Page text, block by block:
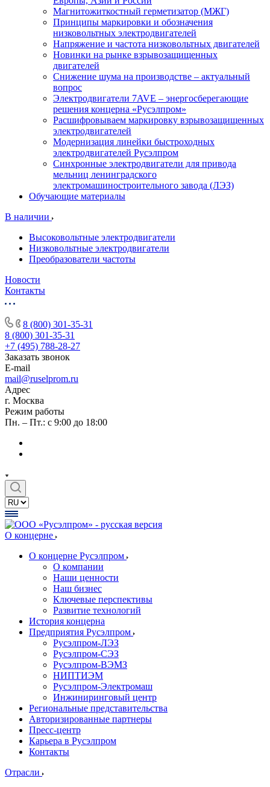
Магнитожиткостный герметизатор (МЖГ)
Принципы маркировки и обозначения
низковольтных электродвигателей
Напряжение и частота низковольтных двигателей
Новинки на рынке взрывозащищенных
двигателей
Снижение шума на производстве – актуальный
вопрос
Электродвигатели 7AVE – энергосберегающие
решения концерна «Русэлпром»
Расшифровываем маркировку взрывозащищенных
электродвигателей
Модернизация линейки быстроходных
электродвигателей Русэлпром
Синхронные электродвигатели для привода
мельниц ленинградского
электромашиностроительного завода (ЛЭЗ)
Обучающие материалы
В наличии
Высоковольтные электродвигатели
Низковольтные электродвигатели
Преобразователи частоты
Новости
Контакты
8 (800) 301-35-31
8 (800) 301-35-31
+7 (495) 788-28-27
Заказать звонок
E-mail
mail@ruselprom.ru
Адрес
г. Москва
Режим работы
Пн. – Пт.: с 9:00 до 18:00
О концерне
О концерне Русэлпром
О компании
Наши ценности
Наш бизнес
Ключевые перспективы
Развитие технологий
История концерна
Предприятия Русэлпром
Русэлпром-ЛЭЗ
Русэлпром-СЭЗ
Русэлпром-ВЭМЗ
НИПТИЭМ
Русэлпром-Электромаш
Инжиниринговый центр
Региональные представительства
Авторизированные партнеры
Пресс-центр
Карьера в Русэлпром
Контакты
Отрасли